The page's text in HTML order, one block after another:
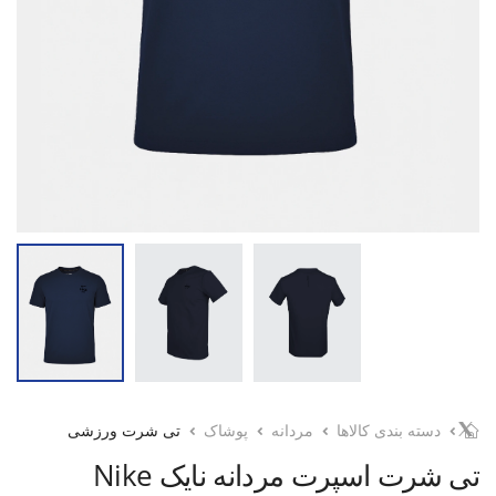
دسته بندی کالاها مردانه پوشاک تی شرت ورزشی
تی شرت اسپرت مردانه نایک Nike